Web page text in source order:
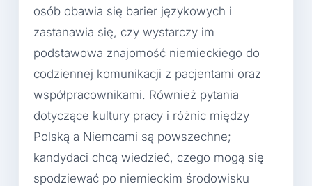
osób obawia się barier językowych i
zastanawia się, czy wystarczy im
podstawowa znajomość niemieckiego do
codziennej komunikacji z pacjentami oraz
współpracownikami. Również pytania
dotyczące kultury pracy i różnic między
Polską a Niemcami są powszechne;
kandydaci chcą wiedzieć, czego mogą się
spodziewać po niemieckim środowisku